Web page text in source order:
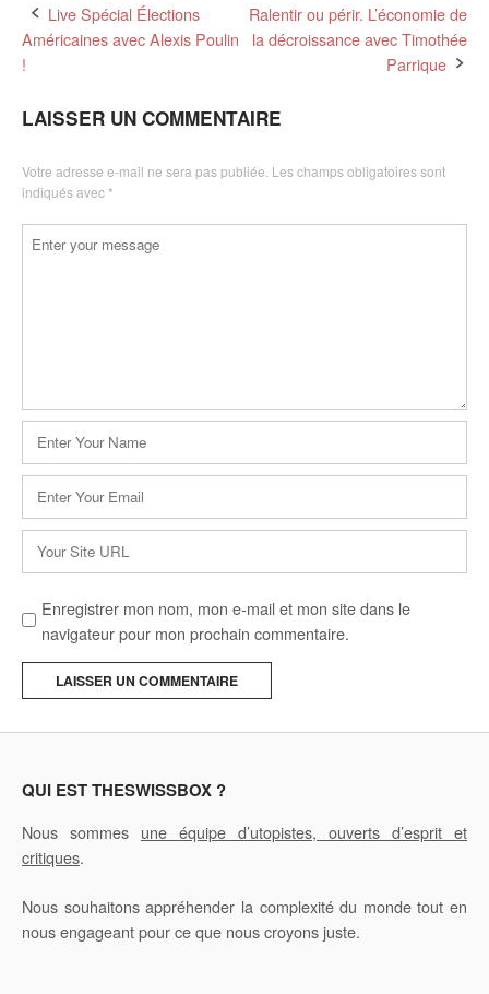
Post
navigation
Live Spécial Élections
Américaines avec Alexis Poulin
!
Ralentir ou périr. L’économie de
la décroissance avec Timothée
Parrique
LAISSER UN COMMENTAIRE
Votre adresse e-mail ne sera pas publiée. Les champs obligatoires sont
indiqués avec*
Commentaire
Nom
* Site
Enregistrer mon nom, mon e-mail et mon site dans le
navigateur pour mon prochain commentaire.
l
QUI EST THESWISSBOX ?
Nous sommes une équipe d’utopistes, ouverts d’esprit et
critiques.
Nous souhaitons appréhender la complexité du monde tout en
nous engageant pour ce que nous croyons juste.